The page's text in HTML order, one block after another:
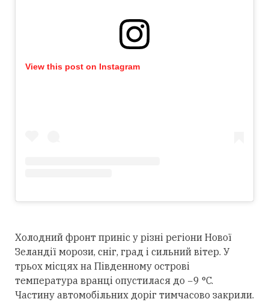
View this post on Instagram
Холодний фронт приніс у різні регіони Нової
Зеландії морози, сніг, град і сильний вітер. У
трьох місцях на Південному острові
температура вранці опустилася до −9 °C.
Частину автомобільних доріг тимчасово закрили.